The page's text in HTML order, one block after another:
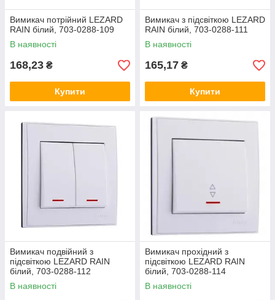
Вимикач потрійний LEZARD
RAIN білий, 703-0288-109
В наявності
168,23 ₴
Купити
Вимикач з підсвіткою LEZARD
RAIN білий, 703-0288-111
В наявності
165,17 ₴
Купити
Вимикач подвійний з
підсвіткою LEZARD RAIN
білий, 703-0288-112
В наявності
Вимикач прохідний з
підсвіткою LEZARD RAIN
білий, 703-0288-114
В наявності